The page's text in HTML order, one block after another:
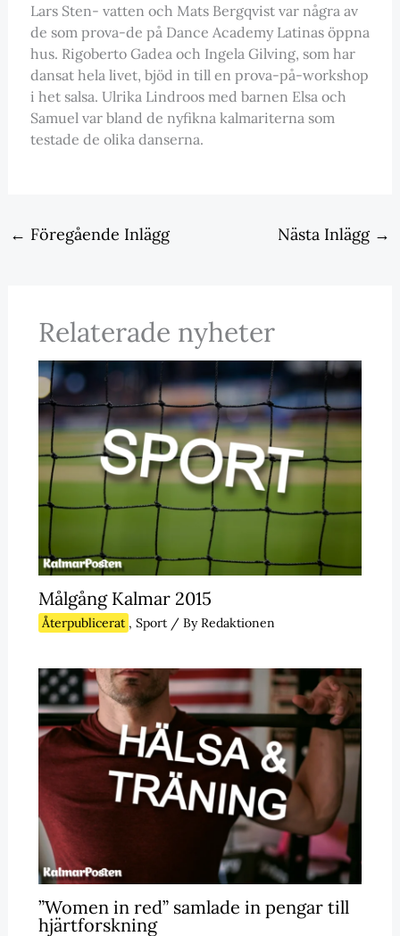
Lars Sten- vatten och Mats Bergqvist var några av
de som prova-de på Dance Academy Latinas öppna
hus. Rigoberto Gadea och Ingela Gilving, som har
dansat hela livet, bjöd in till en prova-på-workshop
i het salsa. Ulrika Lindroos med barnen Elsa och
Samuel var bland de nyfikna kalmariterna som
testade de olika danserna.
← Föregående Inlägg Nästa Inlägg →
Relaterade nyheter
Målgång Kalmar 2015
Återpublicerat , Sport/ ByRedaktionen
”Women in red” samlade in pengar till
hjärtforskning